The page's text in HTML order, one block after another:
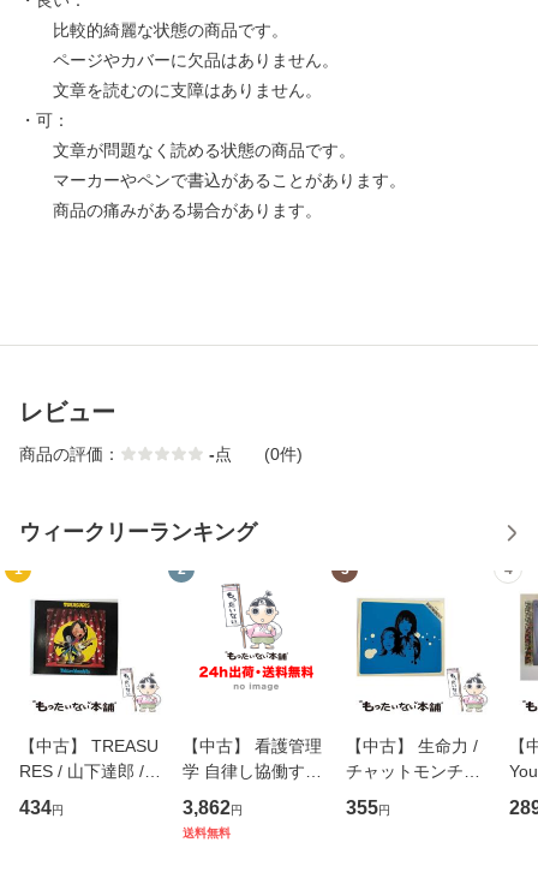
比較的綺麗な状態の商品です。
ページやカバーに欠品はありません。
文章を読むのに支障はありません。
・可：
文章が問題なく読める状態の商品です。
マーカーやペンで書込があることがあります。
商品の痛みがある場合があります。
レビュー
商品の評価： -点 (0件)
ウィークリーランキング
1
【中古】 TREASU
RES / 山下達郎 /
イーストウエス
ト・ジャパン [CD]
434円
2
【中古】 看護管理
学 自律し協働する
専門職の看護マネ
ジメントスキル 改
3,862円
送料無料
3
【中古】 生命力 /
チャットモンチー /
キューンレコード
[CD]【メール便送
355円
4
【
のが